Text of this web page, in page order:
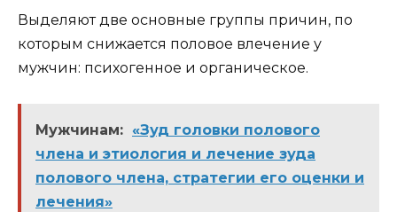
Выделяют две основные группы причин, по
которым снижается половое влечение у
мужчин: психогенное и органическое.
Мужчинам: «Зуд головки полового
члена и этиология и лечение зуда
полового члена, стратегии его оценки и
лечения»